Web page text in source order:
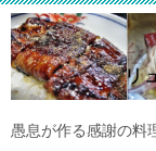
愚息が作る感謝の料